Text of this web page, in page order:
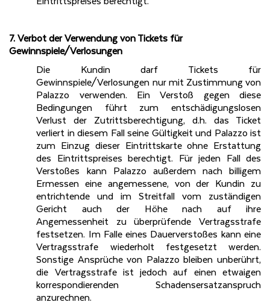
7. Verbot der Verwendung von Tickets für
Gewinnspiele/Verlosungen
Die Kundin darf Tickets für
Gewinnspiele/Verlosungen nur mit Zustimmung von
Palazzo verwenden. Ein Verstoß gegen diese
Bedingungen führt zum entschädigungslosen
Verlust der Zutrittsberechtigung, d.h. das Ticket
verliert in diesem Fall seine Gültigkeit und Palazzo ist
zum Einzug dieser Eintrittskarte ohne Erstattung
des Eintrittspreises berechtigt. Für jeden Fall des
Verstoßes kann Palazzo außerdem nach billigem
Ermessen eine angemessene, von der Kundin zu
entrichtende und im Streitfall vom zuständigen
Gericht auch der Höhe nach auf ihre
Angemessenheit zu überprüfende Vertragsstrafe
festsetzen. Im Falle eines Dauerverstoßes kann eine
Vertragsstrafe wiederholt festgesetzt werden.
Sonstige Ansprüche von Palazzo bleiben unberührt,
die Vertragsstrafe ist jedoch auf einen etwaigen
korrespondierenden Schadensersatzanspruch
anzurechnen.